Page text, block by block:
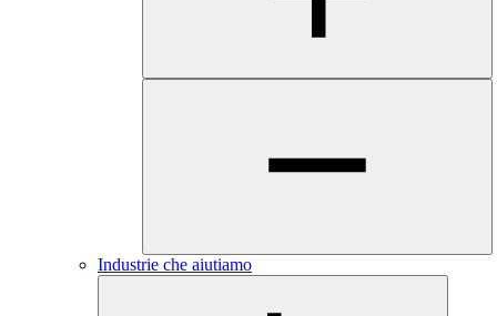
Industrie che aiutiamo